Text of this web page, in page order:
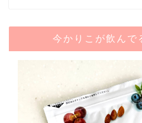
今かりこが飲んで